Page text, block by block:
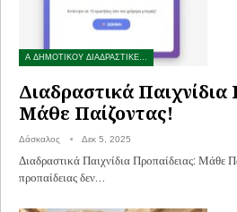
Διαδραστικά Παιχνίδια
Μάθε Παίζοντας!
Δάσκαλος Δεκ 5, 2025
Διαδραστικά Παιχνίδια Προπαίδειας: Μάθε
προπαίδειας δεν…